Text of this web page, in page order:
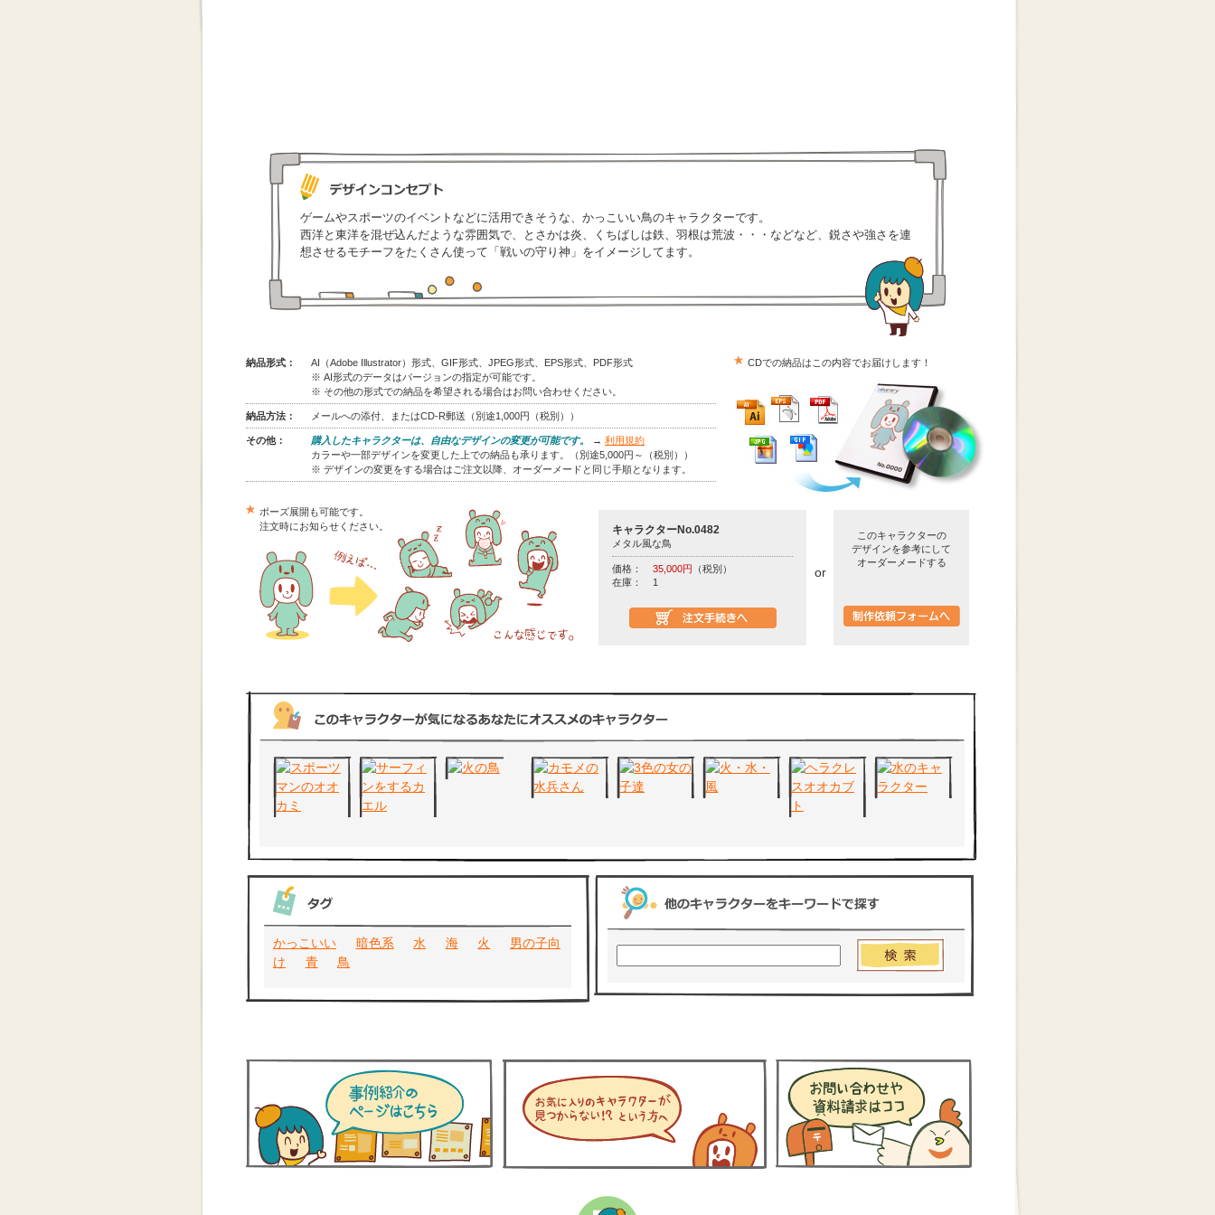
ゲームやスポーツのイベントなどに活用できそうな、かっこいい鳥のキャラクターです。
西洋と東洋を混ぜ込んだような雰囲気で、とさかは炎、くちばしは鉄、羽根は荒波・・・などなど、鋭さや強さを連
想させるモチーフをたくさん使って「戦いの守り神」をイメージしてます。
納品形式：
AI（Adobe Illustrator）形式、GIF形式、JPEG形式、EPS形式、PDF形式
※ AI形式のデータはバージョンの指定が可能です。
※ その他の形式での納品を希望される場合はお問い合わせください。
納品方法： メールへの添付、またはCD-R郵送（別途1,000円（税別））
その他： 購入したキャラクターは、自由なデザインの変更が可能です。 →利用規約
カラーや一部デザインを変更した上での納品も承ります。（別途5,000円～（税別））
※ デザインの変更をする場合はご注文以降、オーダーメードと同じ手順となります。
CDでの納品はこの内容でお届けします！
ポーズ展開も可能です。
注文時にお知らせください。
キャラクターNo.0482
メタル風な鳥
価格： 35,000円 （税別）
在庫：
1
or
このキャラクターの
デザインを参考にして
オーダーメードする
かっこいい 暗色系 水 海 火
男の子向
け
青 鳥